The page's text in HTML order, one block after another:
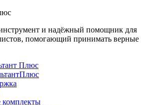
и надёжный помощник для
помогающий принимать верные
Плюс
комплекты